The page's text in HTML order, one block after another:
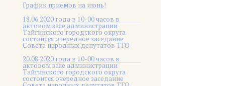
График приемов на июнь!
18.06.2020 года в 10-00 часов в
актовом зале администрации
Тайгинского городского округа
состоится очередное заседание
Совета народных депутатов ТГО
20.08.2020 года в 10-00 часов в
актовом зале администрации
Тайгинского городского округа
состоится очередное заседание